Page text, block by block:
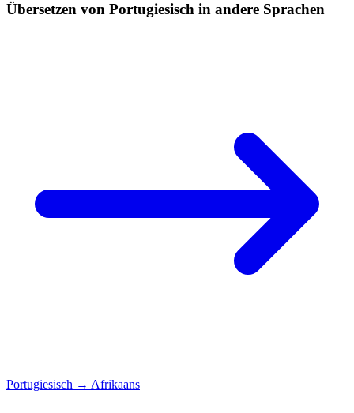
Übersetzen von Portugiesisch in andere Sprachen
Portugiesisch → Afrikaans